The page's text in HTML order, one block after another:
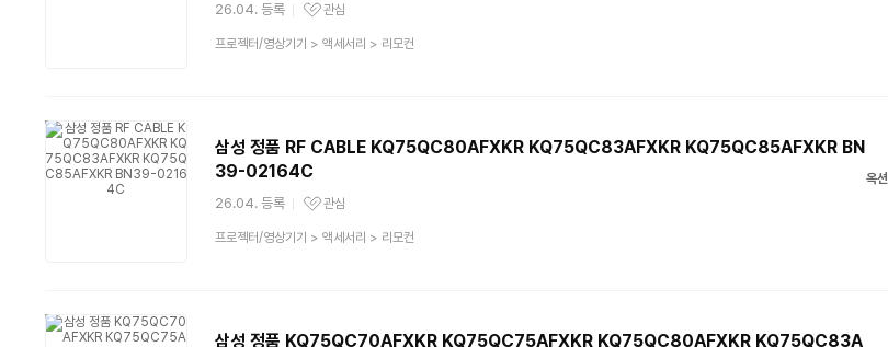
26.04. 등록
관심상품
관심
상
프로젝터/영상기기 > 액세서리 > 리모컨
삼성 정품 RF CABLE KQ75QC80AFXKR KQ75QC83AFXKR KQ75QC85AFXKR BN
39-02164C
26.04. 등록
관심상품
관심
상
프로젝터/영상기기 > 액세서리 > 리모컨
옥션
삼성 정품 KQ75QC70AFXKR KQ75QC75AFXKR KQ75QC80AFXKR KQ75QC83A